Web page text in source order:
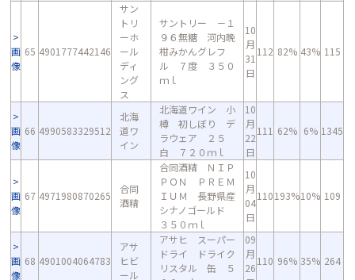
画
像
65 4901777442146
サン
トリ
ーホ
ール
ディ
ング
ス
サントリー －１
９６無糖 河内晩
柑みかんグレフ
ル ７度 ３５０
ｍｌ
10
月
31
日
112 82% 43% 115
画
像
66 4990583329512
北海
道ワ
イン
北海道ワイン 小
樽 初しぼり デ
ラウェア ２５
白 ７２０ｍｌ
10
月
22
日
111 62% 6% 1345
画
像
67 4971980870265
合同
酒精
合同酒精 ＮＩＰ
ＰＯＮ ＰＲＥＭ
ＩＵＭ 長野県産
シナノゴールド
３５０ｍｌ
10
月
04
日
110193%10% 109
画
像
68 4901004064783
アサ
ヒビ
ール
アサヒ スーパー
ドライ ドライク
リスタル 缶 ５
09
月
26
110 96% 35% 264